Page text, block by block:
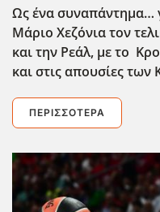
Ως ένα συναπάντημα…
Μάριο Χεζόνια τον
και την Ρεάλ, με το
και στις απουσίες των
ΠΕΡΙΣΣΌΤΕΡΑ